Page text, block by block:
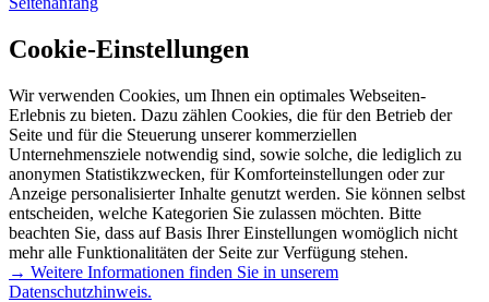
Cookie-Einstellungen
Wir verwenden Cookies, um Ihnen ein optimales Webseiten-
Erlebnis zu bieten. Dazu zählen Cookies, die für den Betrieb der
Seite und für die Steuerung unserer kommerziellen
Unternehmensziele notwendig sind, sowie solche, die lediglich zu
anonymen Statistikzwecken, für Komforteinstellungen oder zur
Anzeige personalisierter Inhalte genutzt werden. Sie können selbst
entscheiden, welche Kategorien Sie zulassen möchten. Bitte
beachten Sie, dass auf Basis Ihrer Einstellungen womöglich nicht
mehr alle Funktionalitäten der Seite zur Verfügung stehen.
→ Weitere Informationen finden Sie in unserem
Datenschutzhinweis.